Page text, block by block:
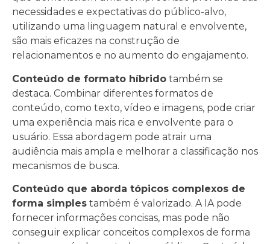
necessidades e expectativas do público-alvo,
utilizando uma linguagem natural e envolvente,
são mais eficazes na construção de
relacionamentos e no aumento do engajamento.
Conteúdo de formato híbrido também se
destaca. Combinar diferentes formatos de
conteúdo, como texto, vídeo e imagens, pode criar
uma experiência mais rica e envolvente para o
usuário. Essa abordagem pode atrair uma
audiência mais ampla e melhorar a classificação nos
mecanismos de busca.
Conteúdo que aborda tópicos complexos de
forma simples também é valorizado. A IA pode
fornecer informações concisas, mas pode não
conseguir explicar conceitos complexos de forma